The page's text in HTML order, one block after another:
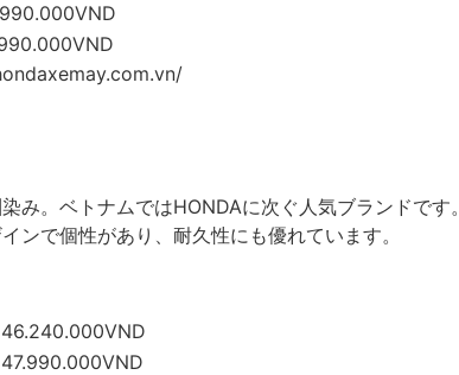
み。ベトナムではHONDAに次ぐ人気ブランドです。
ンで個性があり、耐久性にも優れています。
46.240.000VND
47.990.000VND